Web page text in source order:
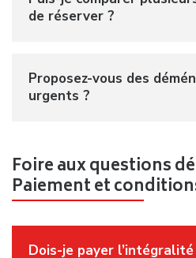
de réserver ?
Proposez-vous des
urgents ?
Foire aux questions
Paiement et
Dois-je payer l’intégralité